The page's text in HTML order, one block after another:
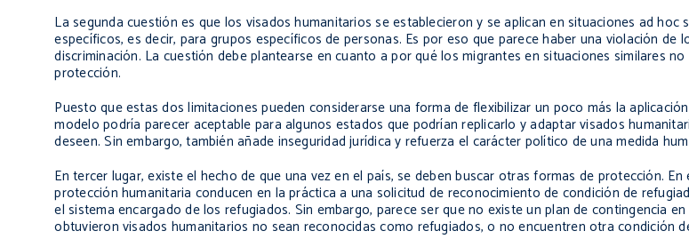
La segunda cuestión es que los visados humanitarios se establecieron y se aplican en situaciones ad hoc
específicos, es decir, para grupos específicos de personas. Es por eso que parece haber una violación de
discriminación. La cuestión debe plantearse en cuanto a por qué los migrantes en situaciones similares
protección.
Puesto que estas dos limitaciones pueden considerarse una forma de flexibilizar un poco más la
modelo podría parecer aceptable para algunos estados que podrían replicarlo y adaptar visados
deseen. Sin embargo, también añade inseguridad jurídica y refuerza el carácter político de una medida
En tercer lugar, existe el hecho de que una vez en el país, se deben buscar otras formas de protección.
protección humanitaria conducen en la práctica a una solicitud de reconocimiento de condición de
el sistema encargado de los refugiados. Sin embargo, parece ser que no existe un plan de contingencia
obtuvieron visados humanitarios no sean reconocidas como refugiados, o no encuentren otra condición